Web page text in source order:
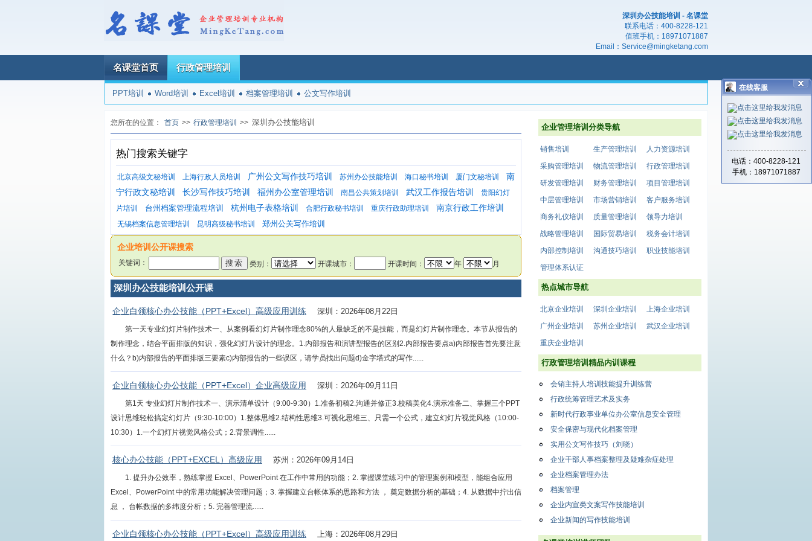
深圳办公技能培训 - 名课堂
联系电话： 400-8228-121
值班手机： 18971071887
Email： Service@mingketang.com
名课堂首页 行政管理培训
PPT培训 Word培训 Excel培训 档案管理培训 公文写作培训
您所在的位置： 首页 >> 行政管理培训 >> 深圳办公技能培训
热门搜索关键字
北京高级文秘培训 上海行政人员培训 广州公文写作技巧培训 苏州办公技能培训 海口秘书培训 厦门文秘培训
南
宁行政文秘培训
长沙写作技巧培训 福州办公室管理培训 南昌公共策划培训 武汉工作报告培训
贵阳幻灯
片培训
台州档案管理流程培训 杭州电子表格培训 合肥行政秘书培训 重庆行政助理培训 南京行政工作培训
无锡档案信息管理培训 昆明高级秘书培训 郑州公关写作培训
企业培训公开课搜索
关键词： 类别： 开课城市： 开课时间： 年 月
深圳办公技能培训公开课
企业白领核心办公技能（PPT+Excel）高级应用训练 深圳：2026年08月22日
第一天专业幻灯片制作技术一、从案例看幻灯片制作理念80%的人最缺乏的不是技能，而是幻灯片制作理念。本节从报告的
制作理念，结合平面排版的知识，强化幻灯片设计的理念。1.内部报告和演讲型报告的区别2.内部报告要点a)内部报告首先要注意
什么？b)内部报告的平面排版三要素c)内部报告的一些误区，请学员找出问题d)金字塔式的写作......
企业白领核心办公技能（PPT+Excel）企业高级应用 深圳：2026年09月11日
第1天 专业幻灯片制作技术一、演示清单设计（9:00-9:30）1.准备初稿2.沟通并修正3.校稿美化4.演示准备二、掌握三个PPT
设计思维轻松搞定幻灯片（9:30-10:00）1.整体思维2.结构性思维3.可视化思维三、只需一个公式，建立幻灯片视觉风格（10:00-
10:30）1.一个幻灯片视觉风格公式；2.背景调性......
核心办公技能（PPT+EXCEL）高级应用 苏州：2026年09月14日
1. 提升办公效率，熟练掌握 Excel、PowerPoint 在工作中常用的功能；2. 掌握课堂练习中的管理案例和模型，能组合应用
Excel、PowerPoint 中的常用功能解决管理问题；3. 掌握建立台帐体系的思路和方法 ， 奠定数据分析的基础；4. 从数据中拧出信
息 ， 台帐数据的多纬度分析；5. 完善管理流......
企业白领核心办公技能（PPT+Excel）高级应用训练 上海：2026年08月29日
企业管理培训分类导航
销售培训 生产管理培训
人力资源培训
采购管理培训
物流管理培训
行政管理培训
研发管理培训
财务管理培训
项目管理培训
中层管理培训
市场营销培训
客户服务培训
商务礼仪培训
质量管理培训
领导力培训
战略管理培训
国际贸易培训
税务会计培训
内部控制培训
沟通技巧培训
职业技能培训
管理体系认证
热点城市导航
北京企业培训 深圳企业培训
上海企业培训
广州企业培训
苏州企业培训
武汉企业培训
重庆企业培训
行政管理培训精品内训课程
会销主持人培训技能提升训练营
行政统筹管理艺术及实务
新时代行政事业单位办公室信息安全管理
安全保密与现代化档案管理
实用公文写作技巧（刘晓）
企业干部人事档案整理及疑难杂症处理
企业档案管理办法
档案管理
企业内宣类文案写作技能培训
企业新闻的写作技能培训
在线客服
电话：400-8228-121
手机：18971071887